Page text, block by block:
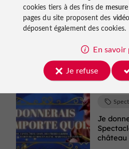
Je
château
10/08/
Je
château
cookies tiers à des fins de
pages du site proposent des
déposent également des cookies.
En savoir
Je refuse